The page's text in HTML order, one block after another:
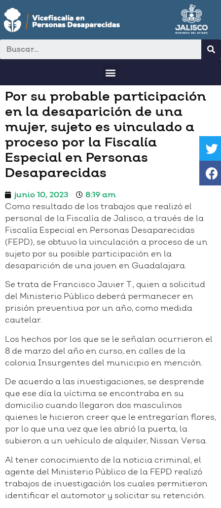
Por su probable participación
en la desaparición de una
mujer, sujeto es vinculado a
proceso por la Fiscalía
Especial en Personas
Desaparecidas
junio 10, 2023
8:19 am
Como resultado de los trabajos que realizó el
personal de la Fiscalía de Jalisco, a través de la
Fiscalía Especial en Personas Desaparecidas
(FEPD), se obtuvo la vinculación a proceso de un
sujeto por su posible participación en la
desaparición de una joven en Guadalajara.
Se trata de Francisco Javier T., quien a solicitud
del Ministerio Público deberá permanecer en
prisión preventiva por un año, como medida
cautelar.
Los hechos por los que se le señalan ocurrieron el
8 de marzo del año en curso, en calles de la
colonia Insurgentes del municipio en mención.
De acuerdo a las investigaciones, se desprende
que ese día la víctima se encontraba en su
domicilio cuando llegaron dos masculinos
quienes le hicieron creer que le entregarían flores,
por lo que una vez que les abrió la puerta, la
subieron a un vehículo de alquiler, Nissan Versa.
Al tener conocimiento de la noticia criminal, el
agente del Ministerio Público de la FEPD realizó
trabajos de investigación los cuales permitieron
identificar el automotor y solicitar su retención.